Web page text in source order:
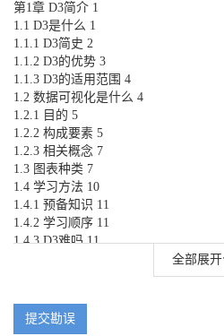
第1章 D3简介 1
1.1 D3是什么 1
1.1.1 D3简史 2
1.1.2 D3的优势 3
1.1.3 D3的适用范围 4
1.2 数据可视化是什么 4
1.2.1 目的 5
1.2.2 构成要素 5
1.2.3 相关概念 7
1.3 图表种类 7
1.4 学习方法 10
1.4.1 预备知识 11
1.4.2 学习顺序 11
1.4.3 D3难吗 11
2.1.2 服务器 15
全部展开
提交勘误